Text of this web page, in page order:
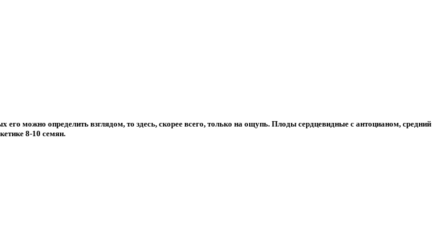
можно определить взглядом, то здесь, скорее всего, только на ощупь. Плоды сердцевидные с антоцианом, средний
8-10 семян.